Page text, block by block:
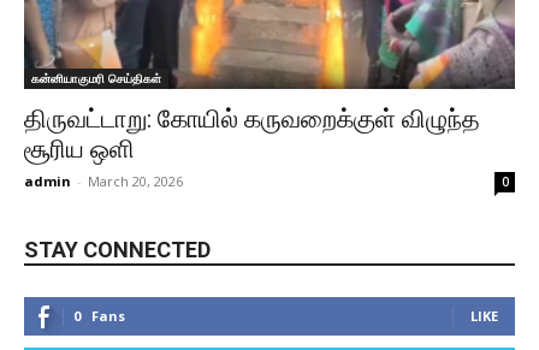
கன்னியாகுமரி செய்திகள்
திருவட்டாறு: கோயில் கருவறைக்குள் விழுந்த
சூரிய ஒளி
admin - March 20, 2026 0
STAY CONNECTED
0 Fans LIKE